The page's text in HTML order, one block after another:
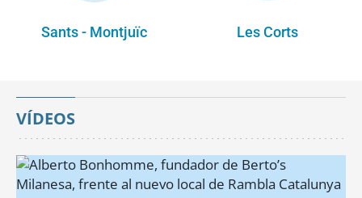
Sants - Montjuïc Les Corts
VÍDEOS